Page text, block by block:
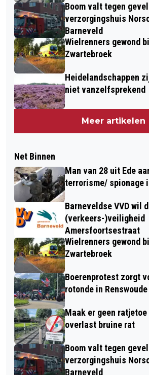
Boom valt tegen
verzorgingshuis
Barneveld
Wielrenners gewond
Zwartebroek
Heidelandschappen
niet vanzelfsprekend
Meer artikelen
Net Binnen
Man van 28 uit Ede
terrorisme/ spionage
Barneveldse VVD wil
(verkeers-)veiligheid
Amersfoortsestraat
Wielrenners gewond
Zwartebroek
Boerenprotest zorgt
rotonde in Renswoude
Maak er geen
overlast bruine rat
Boom valt tegen
verzorgingshuis
Barneveld